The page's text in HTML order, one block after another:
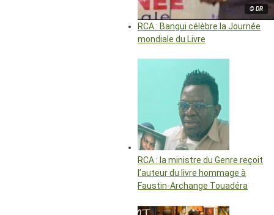
© DR
RCA : Bangui célèbre la Journée
mondiale du Livre
RCA : la ministre du Genre reçoit
l’auteur du livre hommage à
Faustin-Archange Touadéra